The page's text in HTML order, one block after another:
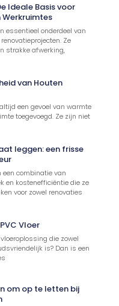
Ideale Basis voor
essentieel onderdeel van
Ze
strakke afwerking,
van Houten
een gevoel van warmte
toegevoegd. Ze zijn niet
leggen: een frisse
een combinatie van
en kostenefficiëntie die ze
voor zowel renovaties
Vloer
die zowel
is? Dan is een
om op te letten bij